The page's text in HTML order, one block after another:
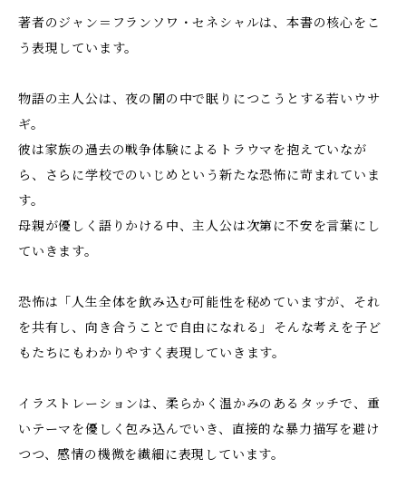
著者のジャン＝フランソワ・セネシャルは、本書の核心をこ
う表現しています。
物語の主人公は、夜の闇の中で眠りにつこうとする若いウサ
ギ。
彼は家族の過去の戦争体験によるトラウマを抱えていなが
ら、さらに学校でのいじめという新たな恐怖に苛まれていま
す。
母親が優しく語りかける中、主人公は次第に不安を言葉にし
ていきます。
恐怖は「人生全体を飲み込む可能性を秘めていますが、それ
を共有し、向き合うことで自由になれる」――そんな考えを子ど
もたちにもわかりやすく表現していきます。
イラストレーションは、柔らかく温かみのあるタッチで、重
いテーマを優しく包み込んでいき、直接的な暴力描写を避け
つつ、感情の機微を繊細に表現しています。